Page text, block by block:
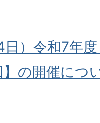
日）令和7年
の開催につ